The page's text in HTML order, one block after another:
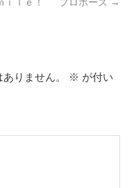
りません。 ※ が付い